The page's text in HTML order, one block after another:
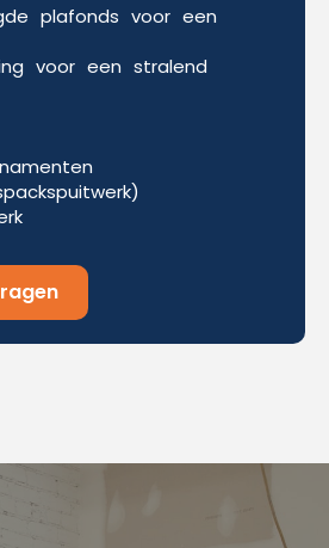
plafonds voor een
voor een stralend